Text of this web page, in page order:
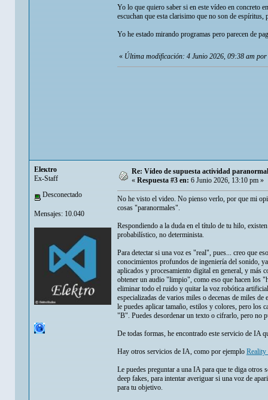
Yo lo que quiero saber si en este vídeo en concreto
escuchan que esta clarisimo que no son de
Yo he estado mirando programas pero parecen de
«Última modificación: 4 Junio 2026, 09:38 am por
Eleкtro
Ex-Staff
Desconectado
Mensajes: 10.040
Re: Vídeo de supuesta actividad
« Respuesta #3 en: 6 Junio 2026, 13:10 pm »
No he visto el video. No pienso verlo, por que mi
cosas "paranormales".
Respondiendo a la duda en el título de tu hilo,
probabilístico, no determinista.
Para detectar si una voz es "real", pues... creo que
conocimientos profundos de ingeniería del sonido,
aplicados y procesamiento digital en general, y más
obtener un audio "limpio", como eso que hacen los
eliminar todo el ruido y quitar la voz robótica
especializadas de varios miles o decenas de miles
le puedes aplicar tamaño, estilos y colores, pero los
"B". Puedes desordenar un texto o cifrarlo, pero no
De todas formas, he encontrado este servicio de IA
Hay otros servicios de IA, como por ejemplo Reality
Le puedes preguntar a una IA para que te diga otros
deep fakes, para intentar averiguar si una voz de
para tu objetivo.